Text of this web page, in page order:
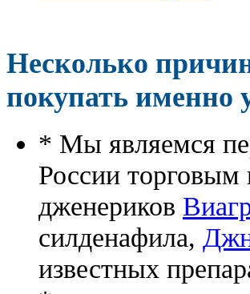
Несколько
покупать именно
* Мы являемся
России торговым
дженериков
силденафила,
известных